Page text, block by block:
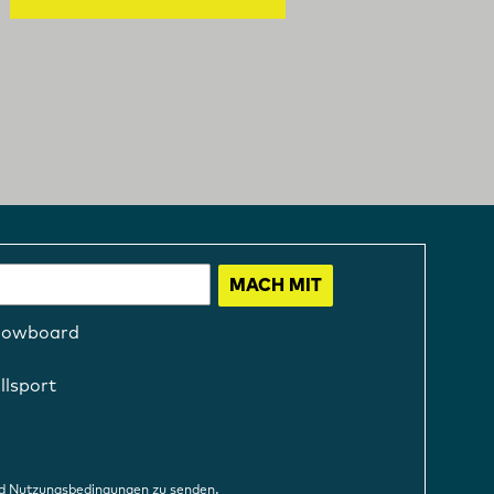
MACH MIT
Nutzungsbedingungen zu senden.